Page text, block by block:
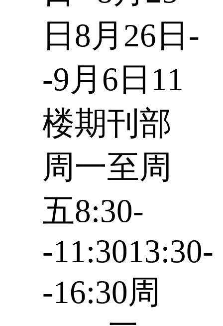
日8月26日-
-9月6日11
楼期刊部
周一至周
五8:30-
-11:3013:30-
-16:30周